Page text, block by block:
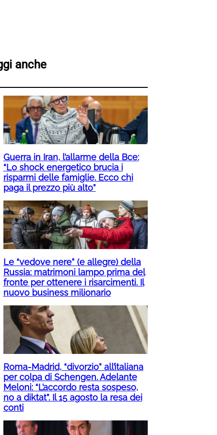
anche
Guerra in Iran, l’allarme della Bce:
“Lo shock energetico brucia i
risparmi delle famiglie. Ecco chi
paga il prezzo più alto”
Le “vedove nere” (e allegre) della
Russia: matrimoni lampo prima del
fronte per ottenere i risarcimenti. Il
nuovo business milionario
Roma-Madrid, “divorzio” all’italiana
per colpa di Schengen. Adelante
Meloni: “L’accordo resta sospeso,
no a diktat”. Il 15 agosto la resa dei
conti